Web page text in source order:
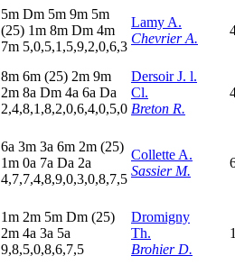
5m Dm 5m 9m 5m
(25) 1m 8m Dm 4m
7m 5,0,5,1,5,9,2,0,6,3
Lamy A.
Chevrier A.
8m 6m (25) 2m 9m
2m 8a Dm 4a 6a Da
2,4,8,1,8,2,0,6,4,0,5,0
Dersoir J. l.
Cl.
Breton R.
6a 3m 3a 6m 2m (25)
1m 0a 7a Da 2a
4,7,7,4,8,9,0,3,0,8,7,5
Collette A.
Sassier M.
1m 2m 5m Dm (25)
2m 4a 3a 5a
9,8,5,0,8,6,7,5
Dromigny
Th.
Brohier D.